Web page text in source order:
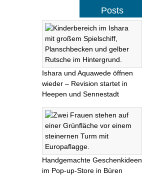
Posts
Ishara und Aquawede öffnen
wieder – Revision startet in
Heepen und Sennestadt
Handgemachte Geschenkideen
im Pop-up-Store in Büren